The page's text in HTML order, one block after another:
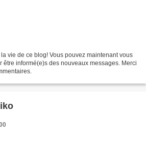
vie de ce blog! Vous pouvez maintenant vous
être informé(e)s des nouveaux messages. Merci